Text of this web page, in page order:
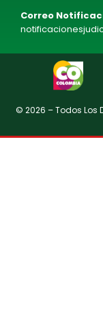
Correo
© 2026 – Todos Los